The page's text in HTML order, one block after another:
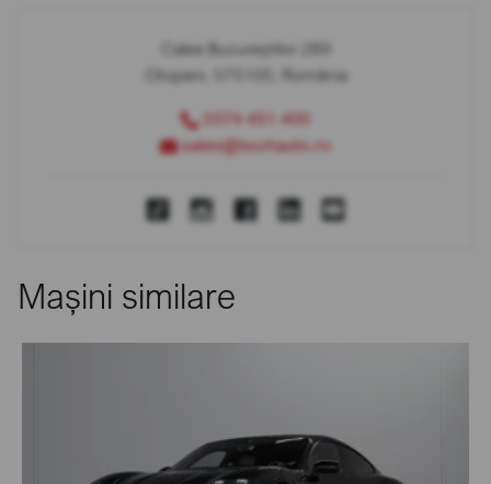
Calea Bucureștilor 289
Otopeni, 075100, România
0374 451 400
sales@bcchauto.ro
Mașini similare